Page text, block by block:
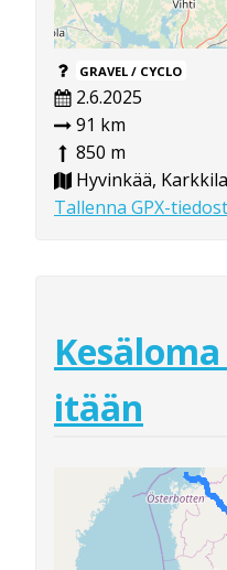
GRAVEL / CYCLO
2.6.2025
91 km
850 m
Hyvinkää,
Tallenna GPX-
itään